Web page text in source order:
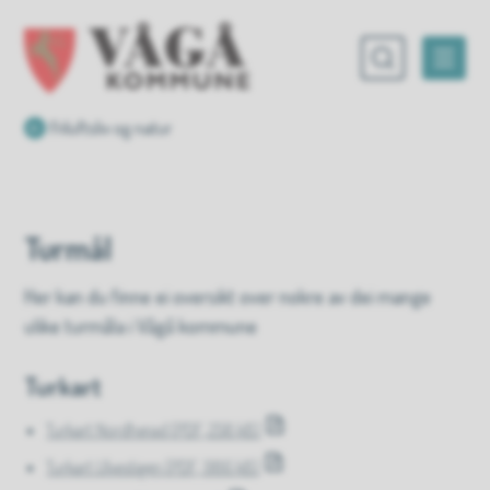
Du er her:Friluftsliv og natur
Turmål
Her kan du finne ei oversikt over nokre av dei mange
ulike turmåla i Vågå kommune
Turkart
Turkart Nordherad
(PDF, 258 kB)
Turkart Ulvestigen
(PDF, 986 kB)